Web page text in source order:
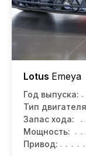
Lotus Emeya
Год выпуска:
Тип
Запас хода:
Мощность:
Привод: